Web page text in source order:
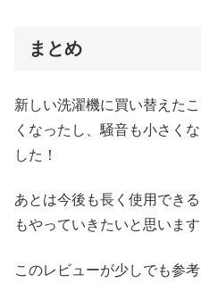
まとめ
新しい洗濯機に買い替えた
くなったし、騒音も小さく
した！
あとは今後も長く使用でき
もやっていきたいと思います
このレビューが少しでも参